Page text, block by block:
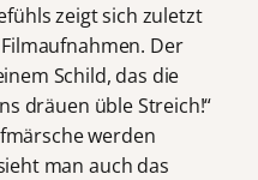
zeigt sich zuletzt
Der
Schild, das die
dräuen üble Streich!“
werden
man auch das